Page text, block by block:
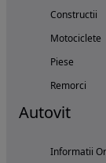
Constructii
Motociclete
Piese
Remorci
Autovit
Informatii